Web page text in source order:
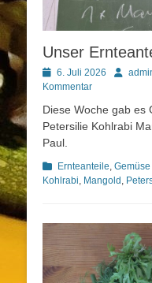
Unser
Posted
on
6. Juli 2026 Autor
Kommentar
Diese Woche gab es
Petersilie Kohlrabi
Paul.
Kategorien
Ernteanteile,
Kohlrabi, Mangold ,